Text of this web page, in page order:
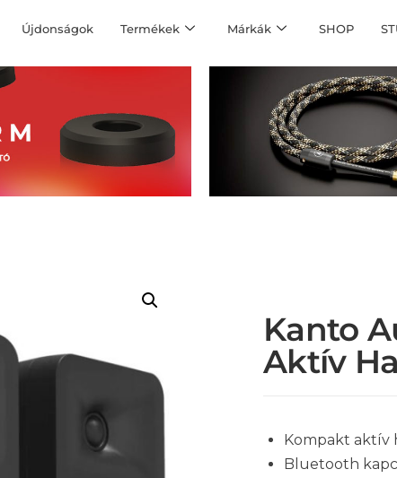
Újdonságok Termékek Márkák SHOP
Kanto
Aktív
Kompakt aktív
Bluetooth